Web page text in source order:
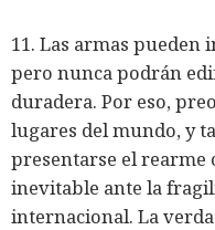
11. Las armas
pero nunca podrán
duradera. Por eso,
lugares del mundo, y
presentarse el rearme
inevitable ante la
internacional. La